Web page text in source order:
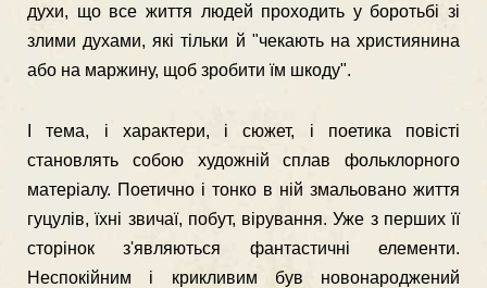
духи, що все життя людей проходить у боротьбі зі
злими духами, які тільки й "чекають на християнина
або на маржину, щоб зробити їм шкоду".
І тема, і характери, і сюжет, і поетика повісті
становлять собою художній сплав фольклорного
матеріалу. Поетично і тонко в ній змальовано життя
гуцулів, їхні звичаї, побут, вірування. Уже з перших її
сторінок з'являються фантастичні елементи.
Неспокійним і крикливим був новонароджений